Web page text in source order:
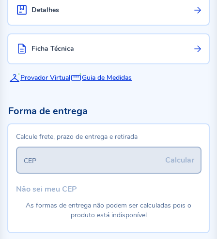
Detalhes
Ficha Técnica
Provador Virtual Guia de Medidas
Forma de entrega
Calcule frete, prazo de entrega e retirada
Calcular
CEP
Não sei meu CEP
As formas de entrega não podem ser calculadas pois o
produto está indisponível